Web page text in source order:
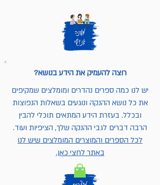
רוצה להעמיק את הידע בנושא?
יש לנו כמה ספרים נהדרים ומומלצים שמקיפים
את כל נושא ההנקה ונוגעים בשאלות הנפוצות
ובכלל. בעזרת הידע המתאים תוכלי להבין
הרבה דברים לגבי ההנקה שלך, הציפיות ועוד.
לכל הספרים והמוצרים המומלצים שיש לנו
באתר לחצי כאן.